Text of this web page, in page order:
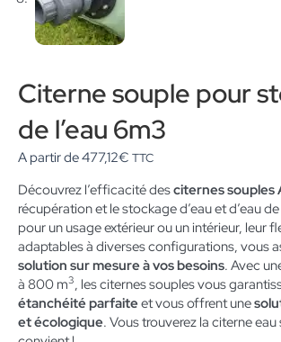
Citerne souple pour
de l’eau 6m3
A partir de477,12€ TTC
Découvrez l’efficacité desciternes souples
récupération et le stockage d’eau et d’eau
pour un usage extérieur ou un intérieur, leur
adaptables à diverses configurations, vous
solution sur mesure à vos besoins. Avec
à 800 m3
, les citernes souples vous
étanchéité parfaiteet vous offrent une
et écologique. Vous trouverez la citerne